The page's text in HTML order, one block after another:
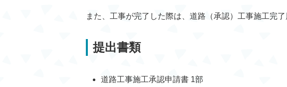
また、工事が完了した際は、道路（承認）工事施工完了
提出書類
道路工事施工承認申請書 1部